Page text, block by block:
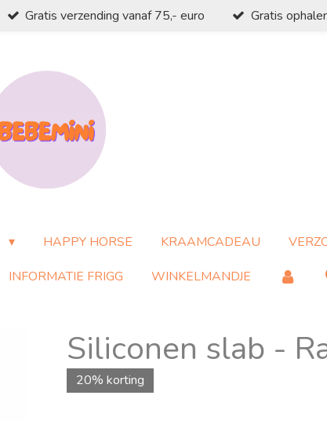
Gratis verzending vanaf 75,- euro Gratis
HAPPY HORSE KRAAMCADEAU
INFORMATIE FRIGG WINKELMANDJE
Siliconen slab -
20% korting